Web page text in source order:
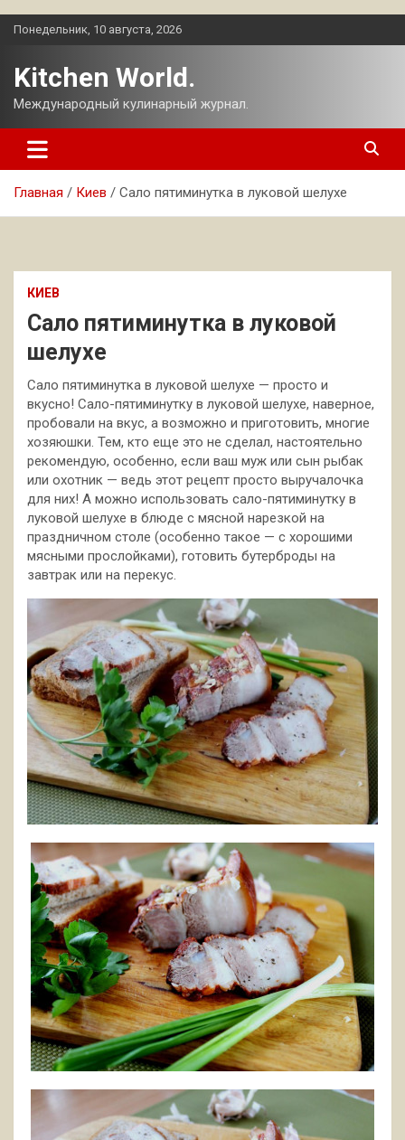
Перейти
Понедельник, 10 августа, 2026
Kitchen World.
Международный кулинарный журнал.
Главная Киев Сало пятиминутка в луковой шелухе
КИЕВ
Сало пятиминутка в луковой
шелухе
Сало пятиминутка в луковой шелухе — просто и
вкусно! Сало-пятиминутку в луковой шелухе, наверное,
пробовали на вкус, а возможно и приготовить, многие
хозяюшки. Тем, кто еще это не сделал, настоятельно
рекомендую, особенно, если ваш муж или сын рыбак
или охотник — ведь этот рецепт просто выручалочка
для них! А можно использовать сало-пятиминутку в
луковой шелухе в блюде с мясной нарезкой на
праздничном столе (особенно такое — с хорошими
мясными прослойками), готовить бутерброды на
завтрак или на перекус.